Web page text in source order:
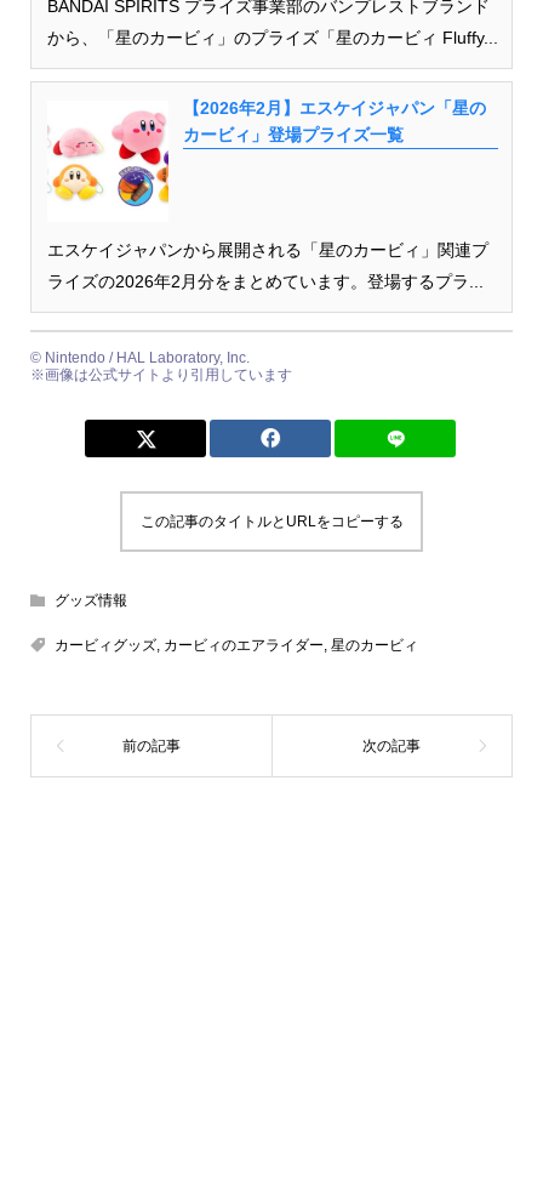
BANDAI SPIRITS プライズ事業部のバンプレストブランド
から、「星のカービィ」のプライズ「星のカービィ Fluffy...
【2026年2月】エスケイジャパン「星の
カービィ」登場プライズ一覧
エスケイジャパンから展開される「星のカービィ」関連プ
ライズの2026年2月分をまとめています。登場するプラ...
©︎ Nintendo / HAL Laboratory, Inc.
※画像は公式サイトより引用しています
この記事のタイトルとURLをコピーする
グッズ情報
カービィグッズ, カービィのエアライダー, 星のカービィ